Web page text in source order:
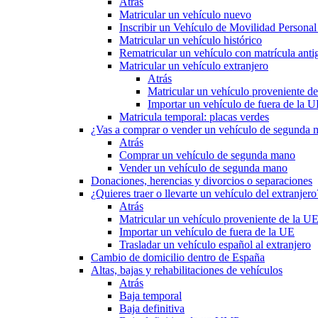
Matricular un vehículo nuevo
Inscribir un Vehículo de Movilidad
Matricular un vehículo histórico
Rematricular un vehículo con matrícula
Matricular un vehículo extranjero
Atrás
Matricular un vehículo proveniente
Importar un vehículo de fuera de la
Matricula temporal: placas verdes
¿Vas a comprar o vender un vehículo de segunda
Atrás
Comprar un vehículo de segunda mano
Vender un vehículo de segunda mano
Donaciones, herencias y divorcios o separaciones
¿Quieres traer o llevarte un vehículo del
Atrás
Matricular un vehículo proveniente de la UE
Importar un vehículo de fuera de la UE
Trasladar un vehículo español al extranjero
Cambio de domicilio dentro de España
Altas, bajas y rehabilitaciones de vehículos
Atrás
Baja temporal
Baja definitiva